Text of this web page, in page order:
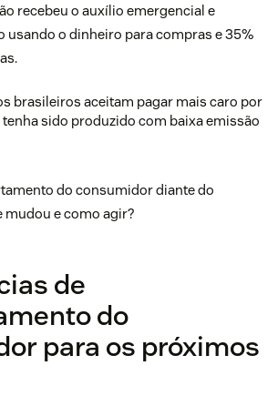
recebeu o auxílio emergencial e
usando o dinheiro para compras e 35%
brasileiros aceitam pagar mais caro por
sido produzido com baixa emissão
do consumidor diante do
mudou e como agir?
de
do
para os próximos